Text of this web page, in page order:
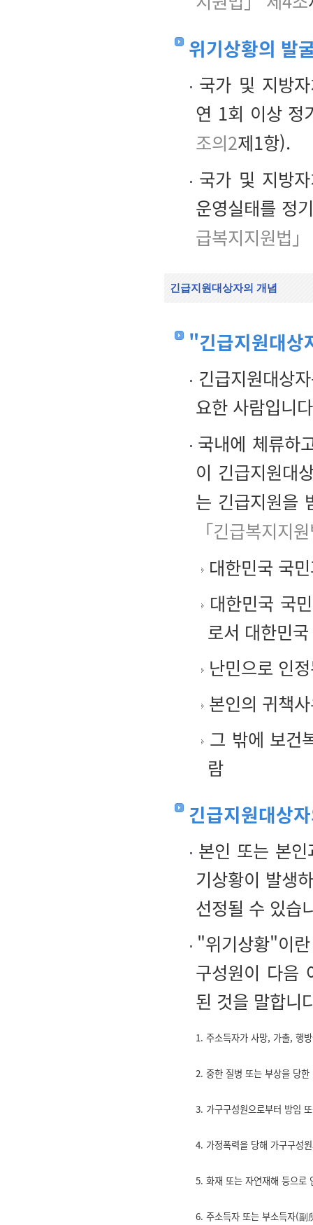
위기상황의 발
국가 및 지방
연 1회 이상 정
조의2제1항).
국가 및 지방
운영실태를 정
급복지지원법
긴급지원대상자의 개념
"긴급지원대상
긴급지원대상
요한 사람입니
국내에 체류하
이 긴급지원대
는 긴급지원을
「긴급복지지
대한민국 국
대한민국 국
로서 대한민
난민으로 인
본인의 귀책
그 밖에 보건
람
긴급지원대상
본인 또는 본
기상황이 발생
선정될 수 있습
"위기상황"이
구성원이 다음
된 것을 말합니
1. 주소득자가 사망, 가출, 행
2. 중한 질병 또는 부상을 당한
3. 가구구성원으로부터 방임
4. 가정폭력을 당해 가구구성
5. 화재 또는 자연재해 등으로
6. 주소득자 또는 부소득자(副